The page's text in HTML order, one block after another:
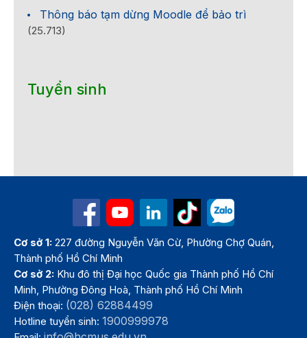
Thông báo tạm dừng Moodle để bảo trì
(25.713)
Tuyển sinh
Cơ sở 1: 227 đường Nguyễn Văn Cừ, Phường Chợ Quán,
Thành phố Hồ Chí Minh
Cơ sở 2: Khu đô thị Đại học Quốc gia Thành phố Hồ Chí
Minh, Phường Đông Hoà, Thành phố Hồ Chí Minh
Điện thoại: (028) 62884499
Hotline tuyển sinh:1900999978